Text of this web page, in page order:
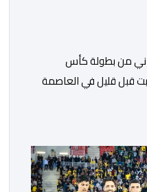
من بطولة كأس
قبل قليل في العاصمة
الرياضي على موعد مع
تجمع بين إيل كانيمي
[…]